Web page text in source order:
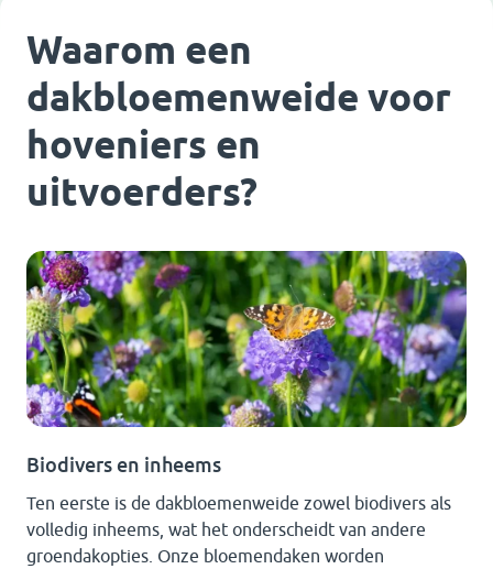
Waarom een
dakbloemenweide voor
hoveniers en
uitvoerders?
Biodivers en inheems
Ten eerste is de dakbloemenweide zowel biodivers als
volledig inheems, wat het onderscheidt van andere
groendakopties. Onze bloemendaken worden